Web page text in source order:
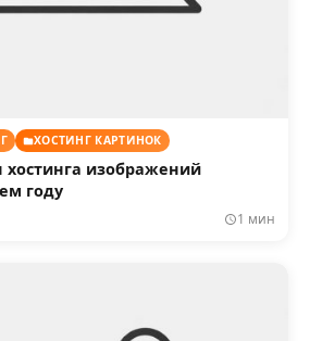
ХОСТИНГ КАРТИНОК
хостинга изображений
году
1 мин